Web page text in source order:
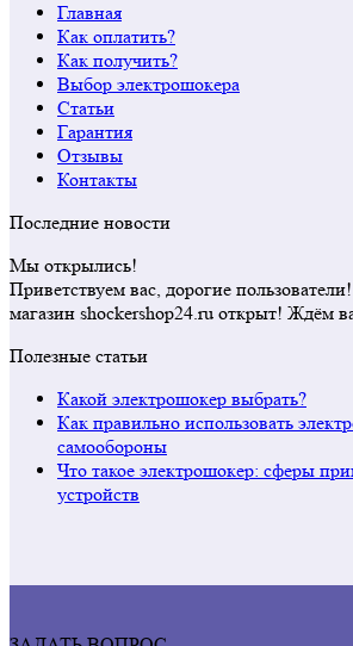
Главная
Как оплатить?
Как получить?
Выбор электрошокера
Статьи
Гарантия
Отзывы
Контакты
Последние новости
Мы открылись!
Приветствуем вас, дорогие
магазин shockershop24.ru открыт! Ждём
Полезные статьи
Какой электрошокер выбрать?
Как правильно использовать
самообороны
Что такое электрошокер: сферы
устройств